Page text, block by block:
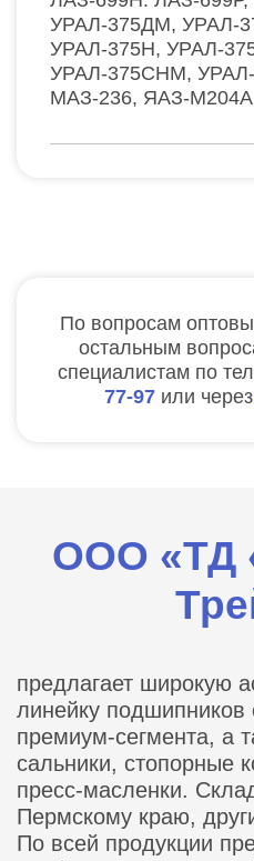
УРАЛ-375ДМ, УРАЛ-
УРАЛ-375Н, УРАЛ-
УРАЛ-375СНМ,
МАЗ-236, ЯАЗ-М204А
По вопросам
остальным
специалистам по
77-97 или через
ООО «ТД
предлагает широкую
линейку подшипников
премиум-сегмента, а
сальники, стопорные
пресс-масленки.
Пермскому краю,
По всей продукции